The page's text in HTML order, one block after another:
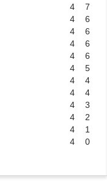
4
7
4
6
4
6
4
6
4
6
4
5
4
4
4
4
4
3
4
2
4
1
4 0